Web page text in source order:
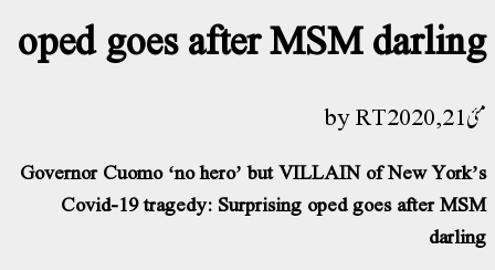
oped goes after MSM
RT
Governor Cuomo ‘no hero’ but VILLAIN of New
Covid-19 tragedy: Surprising oped goes after